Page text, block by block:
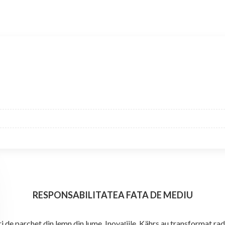
RESPONSABILITATEA FATA DE MEDIU